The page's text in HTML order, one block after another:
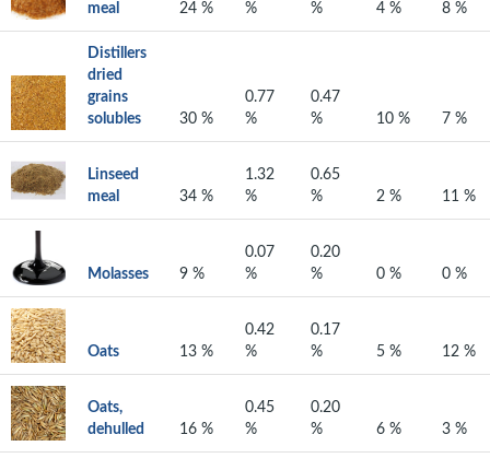
meal
24 %
%
%
4 % 8 %
Distillers
dried
grains
solubles
30 %
0.77
%
0.47
%
10 % 7 %
Linseed
meal
34 %
1.32
%
0.65
%
2 % 11 %
Molasses 9 %
0.07
%
0.20
%
0 % 0 %
Oats 13 %
0.42
%
0.17
%
5 % 12 %
Oats,
dehulled
16 %
0.45
%
0.20
%
6 % 3 %